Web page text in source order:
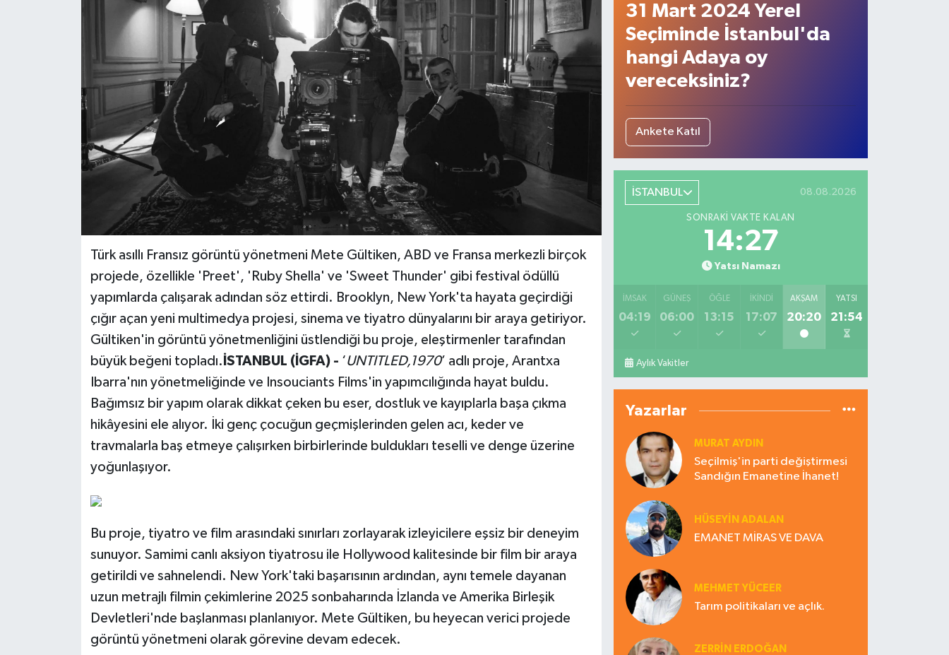
Türk asıllı Fransız görüntü yönetmeni Mete Gültiken, ABD ve Fransa merkezli birçok
projede, özellikle 'Preet', 'Ruby Shella' ve 'Sweet Thunder' gibi festival ödüllü
yapımlarda çalışarak adından söz ettirdi. Brooklyn, New York'ta hayata geçirdiği
çığır açan yeni multimedya projesi, sinema ve tiyatro dünyalarını bir araya getiriyor.
Gültiken'in görüntü yönetmenliğini üstlendiği bu proje, eleştirmenler tarafından
büyük beğeni topladı. İSTANBUL (İGFA) - ‘UNTITLED,1970’ adlı proje, Arantxa
Ibarra'nın yönetmeliğinde ve Insouciants Films'in yapımcılığında hayat buldu.
Bağımsız bir yapım olarak dikkat çeken bu eser, dostluk ve kayıplarla başa çıkma
hikâyesini ele alıyor. İki genç çocuğun geçmişlerinden gelen acı, keder ve
travmalarla baş etmeye çalışırken birbirlerinde buldukları teselli ve denge üzerine
yoğunlaşıyor.
Bu proje, tiyatro ve film arasındaki sınırları zorlayarak izleyicilere eşsiz bir deneyim
sunuyor. Samimi canlı aksiyon tiyatrosu ile Hollywood kalitesinde bir film bir araya
getirildi ve sahnelendi. New York'taki başarısının ardından, aynı temele dayanan
uzun metrajlı filmin çekimlerine 2025 sonbaharında İzlanda ve Amerika Birleşik
Devletleri'nde başlanması planlanıyor. Mete Gültiken, bu heyecan verici projede
görüntü yönetmeni olarak görevine devam edecek.
31 Mart 2024 Yerel
Seçiminde İstanbul'da
hangi Adaya oy
vereceksiniz?
Ankete Katıl
İSTANBUL 08.08.2026
SONRAKI VAKTE KALAN
14:26
Yatsı Namazı
İMSAK
04:19
GÜNEŞ
06:00
ÖĞLE
13:15
İKINDI
17:07
AKŞAM
20:20
YATSI
21:54
Aylık Vakitler
Yazarlar
MURAT AYDIN
Seçilmiş'in parti değiştirmesi
Sandığın Emanetine İhanet!
HÜSEYIN ADALAN
EMANET MİRAS VE DAVA
MEHMET YÜCEER
Tarım politikaları ve açlık.
ZERRIN ERDOĞAN